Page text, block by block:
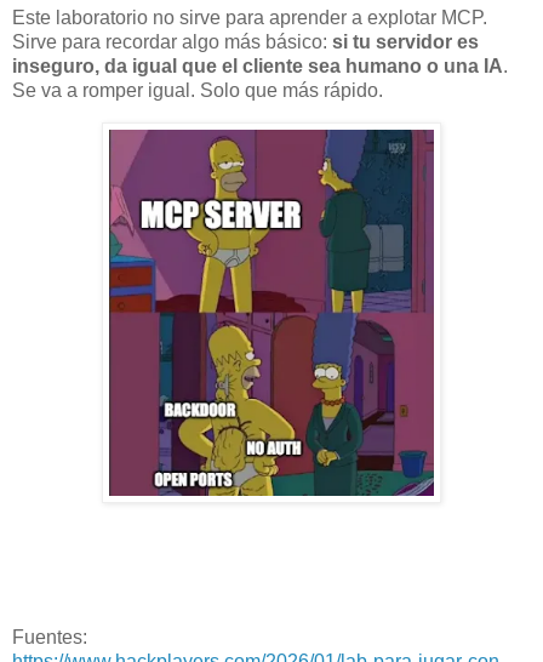
Este laboratorio no sirve para aprender a explotar MCP.
Sirve para recordar algo más básico: si tu servidor es
inseguro, da igual que el cliente sea humano o una IA.
Se va a romper igual. Solo que más rápido.
Fuentes: